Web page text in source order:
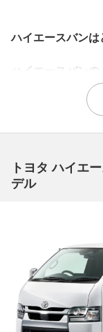
ハイエースバンは
ハイエースバン
おしゃれに車中
リラクベースは
ロファンボック
ホワイトパーツを
ッテリーを設定
でも特別な存在
るだろう。
トヨタ ハイエ
デル